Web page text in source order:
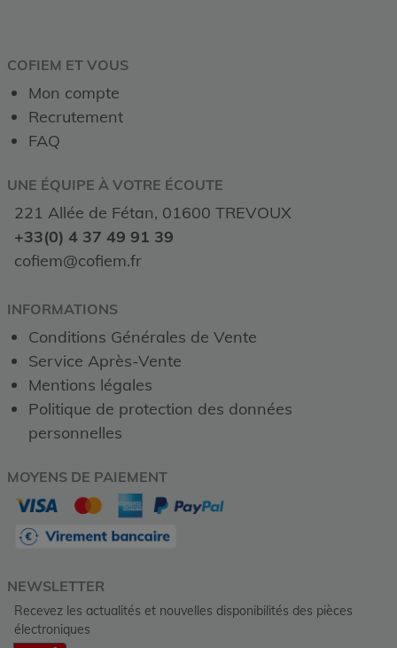
COFIEM ET VOUS
Mon compte
Recrutement
FAQ
UNE ÉQUIPE À VOTRE ÉCOUTE
221 Allée de Fétan, 01600 TREVOUX
+33(0) 4 37 49 91 39
cofiem@cofiem.fr
INFORMATIONS
Conditions Générales de Vente
Service Après-Vente
Mentions légales
Politique de protection des données
personnelles
MOYENS DE PAIEMENT
NEWSLETTER
Recevez les actualités et nouvelles disponibilités des pièces
électroniques